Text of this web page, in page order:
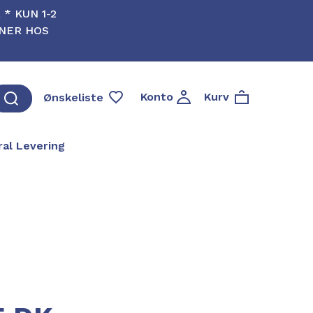
KUN 1-2
HOS
Ønskeliste Konto Kurv
Levering